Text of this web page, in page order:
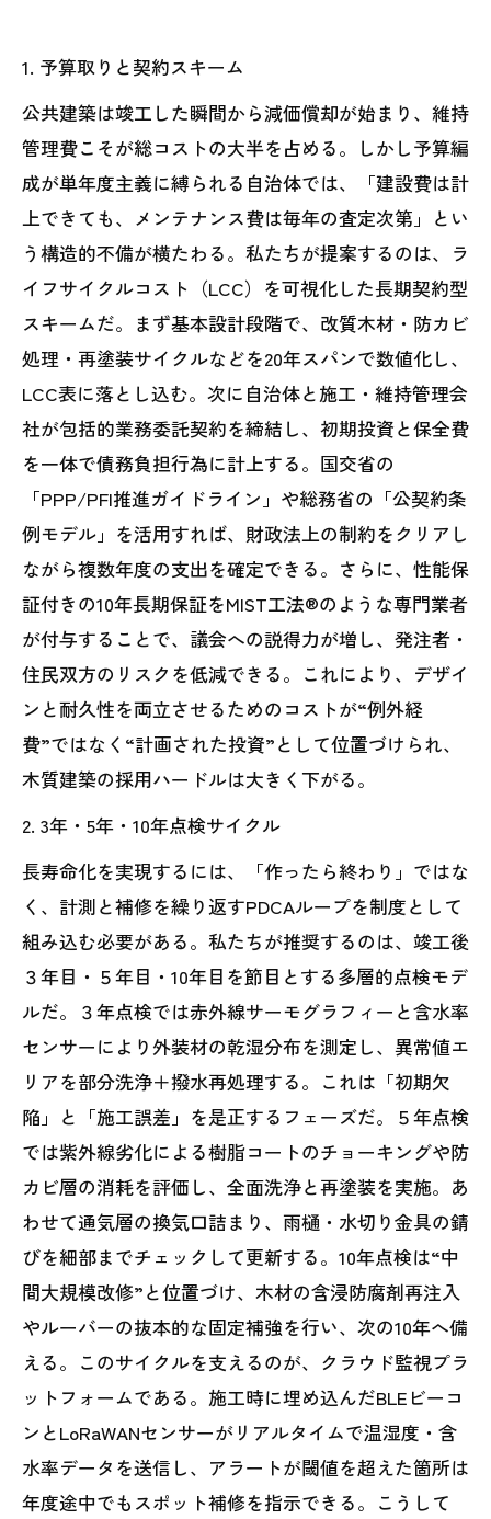
1. 予算取りと契約スキーム
公共建築は竣工した瞬間から減価償却が始まり、維持
管理費こそが総コストの大半を占める。しかし予算編
成が単年度主義に縛られる自治体では、「建設費は計
上できても、メンテナンス費は毎年の査定次第」とい
う構造的不備が横たわる。私たちが提案するのは、ラ
イフサイクルコスト（LCC）を可視化した長期契約型
スキームだ。まず基本設計段階で、改質木材・防カビ
処理・再塗装サイクルなどを20年スパンで数値化し、
LCC表に落とし込む。次に自治体と施工・維持管理会
社が包括的業務委託契約を締結し、初期投資と保全費
を一体で債務負担行為に計上する。国交省の
「PPP/PFI推進ガイドライン」や総務省の「公契約条
例モデル」を活用すれば、財政法上の制約をクリアし
ながら複数年度の支出を確定できる。さらに、性能保
証付きの10年長期保証をMIST工法®のような専門業者
が付与することで、議会への説得力が増し、発注者・
住民双方のリスクを低減できる。これにより、デザイ
ンと耐久性を両立させるためのコストが“例外経
費”ではなく“計画された投資”として位置づけられ、
木質建築の採用ハードルは大きく下がる。
2. 3年・5年・10年点検サイクル
長寿命化を実現するには、「作ったら終わり」ではな
く、計測と補修を繰り返すPDCAループを制度として
組み込む必要がある。私たちが推奨するのは、竣工後
３年目・５年目・10年目を節目とする多層的点検モデ
ルだ。３年点検では赤外線サーモグラフィーと含水率
センサーにより外装材の乾湿分布を測定し、異常値エ
リアを部分洗浄＋撥水再処理する。これは「初期欠
陥」と「施工誤差」を是正するフェーズだ。５年点検
では紫外線劣化による樹脂コートのチョーキングや防
カビ層の消耗を評価し、全面洗浄と再塗装を実施。あ
わせて通気層の換気口詰まり、雨樋・水切り金具の錆
びを細部までチェックして更新する。10年点検は“中
間大規模改修”と位置づけ、木材の含浸防腐剤再注入
やルーバーの抜本的な固定補強を行い、次の10年へ備
える。このサイクルを支えるのが、クラウド監視プラ
ットフォームである。施工時に埋め込んだBLEビーコ
ンとLoRaWANセンサーがリアルタイムで温湿度・含
水率データを送信し、アラートが閾値を超えた箇所は
年度途中でもスポット補修を指示できる。こうして